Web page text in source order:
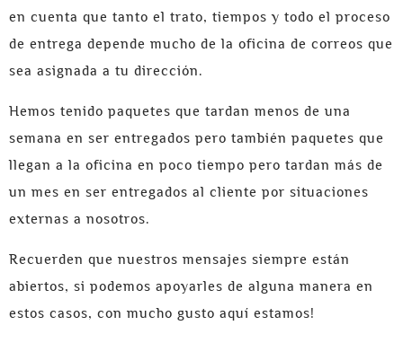
en cuenta que tanto el trato, tiempos y todo el proceso
de entrega depende mucho de la oficina de correos que
sea asignada a tu dirección.
Hemos tenido paquetes que tardan menos de una
semana en ser entregados pero también paquetes que
llegan a la oficina en poco tiempo pero tardan más de
un mes en ser entregados al cliente por situaciones
externas a nosotros.
Recuerden que nuestros mensajes siempre están
abiertos, si podemos apoyarles de alguna manera en
estos casos, con mucho gusto aquí estamos!